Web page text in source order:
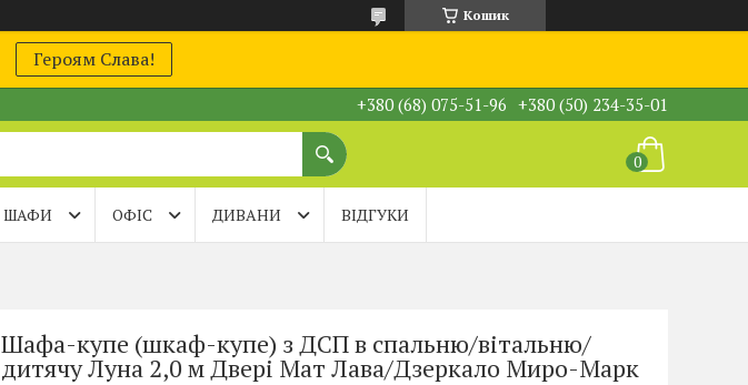
Кошик
Героям Слава!
+380 (68) 075-51-96 +380 (50) 234-35-01
ШАФИ ОФІС ДИВАНИ ВІДГУКИ
Шафа-купе (шкаф-купе) з ДСП в спальню/вітальню/
дитячу Луна 2,0 м Двері Мат Лава/Дзеркало Миро-Марк